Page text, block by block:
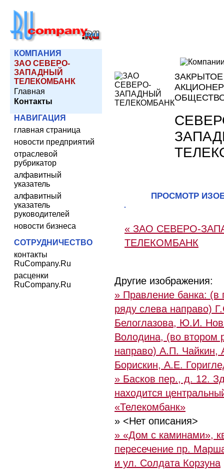
КОМПАНИЯ
ЗАО СЕВЕРО-
ЗАПАДНЫЙ
ТЕЛЕКОМБАНК
Главная
Контакты
НАВИГАЦИЯ
главная страница
новости предприятий
отраслевой
рубрикатор
алфавитный
указатель
алфавитный
указатель
руководителей
новости бизнеса
СОТРУДНИЧЕСТВО
контакты
RuCompany.Ru
расценки
RuCompany.Ru
ЗАКРЫТОЕ
ПРОСМОТР
« ЗАО СЕВЕРО-
ТЕЛЕКОМБАНК
Другие изображения:
» Правление банка: (в
ряду слева направо)
Белоглазова, Ю.И.
Володина, (во втором
направо) А.П. Чайкин,
Борискин, А.Е.
» Басков пер., д. 12.
находится
«Телекомбанк»
» <Нет описания>
» «Дом с каминами»,
пересечение пр.
и ул. Солдата Корзуна